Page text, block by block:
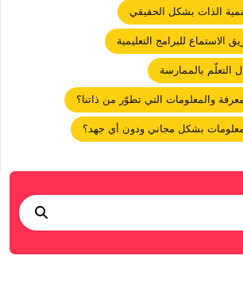
الذات بشكل الحقيقي
الاستماع للبرامج التعليمية
التعلّم بالممارسة
والمعلومات التي تطوّر من ذاتنا؟
بشكل مجاني ودون أي جهد؟